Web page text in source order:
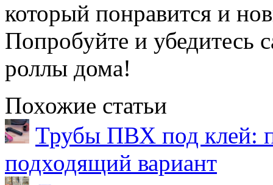
который понравится и
Попробуйте и убедитесь
роллы дома!
Похожие статьи
Трубы ПВХ под клей:
подходящий вариант